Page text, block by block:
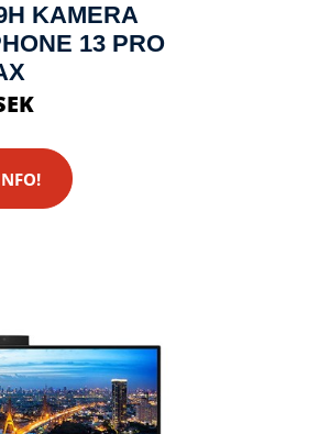
KAMERA
13 PRO